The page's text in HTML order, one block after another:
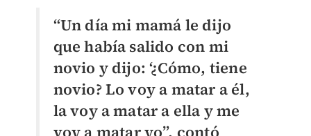
“Un día mi mamá le dijo
que había salido con mi
novio y dijo: ‘¿Cómo, tiene
novio? Lo voy a matar a él,
la voy a matar a ella y me